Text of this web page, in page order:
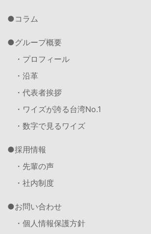
コラム
グループ概要
・プロフィール
・沿革
・代表者挨拶
・ワイズが誇る台湾No.1
・数字で見るワイズ
採用情報
・先輩の声
・社内制度
お問い合わせ
・個人情報保護方針